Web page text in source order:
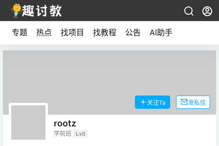
专题 热点 找项目 找教程 公告 AI助手
rootz
学前班 Lv0
关注Ta 发私信